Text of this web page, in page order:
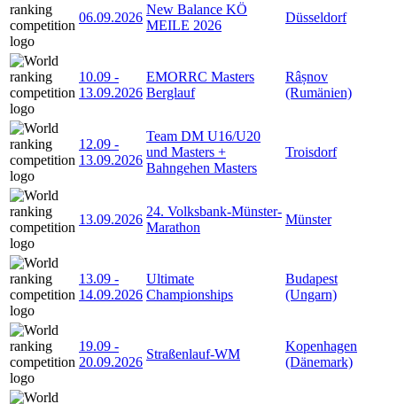
06.09.2026
New Balance KÖ
MEILE 2026
Düsseldorf
10.09 -
13.09.2026
EMORRC Masters
Berglauf
Râșnov
(Rumänien)
12.09 -
13.09.2026
Team DM U16/U20
und Masters +
Bahngehen Masters
Troisdorf
13.09.2026
24. Volksbank-Münster-
Marathon
Münster
13.09 -
14.09.2026
Ultimate
Championships
Budapest
(Ungarn)
19.09 -
20.09.2026
Straßenlauf-WM
Kopenhagen
(Dänemark)